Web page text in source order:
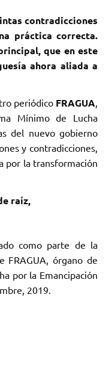
contradicciones
práctica correcta.
que en este
ahora aliada a
periódico FRAGUA,
Mínimo de Lucha
del nuevo gobierno
y contradicciones,
por la transformación
raíz,
como parte de la
FRAGUA, órgano de
por la Emancipación
2019.